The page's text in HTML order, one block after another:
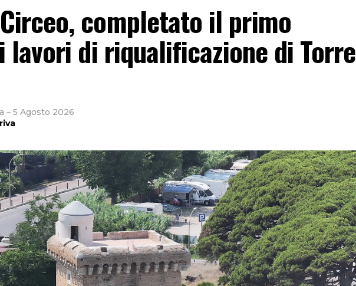
completato il primo
lavori di riqualificazione di Torre
– 5 Agosto 2026